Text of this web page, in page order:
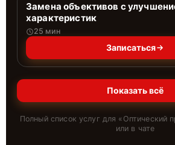
Замена объективов с
характеристик
25 мин
Записаться
Показать всё
Полный список услуг для « Оптический
или в чате